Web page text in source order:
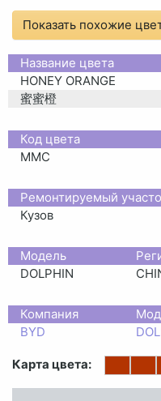
Показать похожие
Название цвета
HONEY ORANGE
蜜蜜橙
Код цвета
MMC
Ремонтируемый
Кузов
Moдель
DOLPHIN
Компания
BYD
Карта цвета: